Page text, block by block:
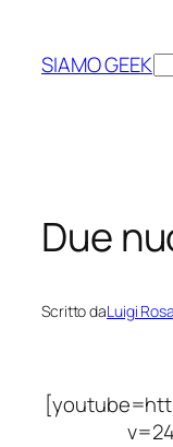
contenuto
SIAMO GEEK
Due
Scritto daLuigi Rosa